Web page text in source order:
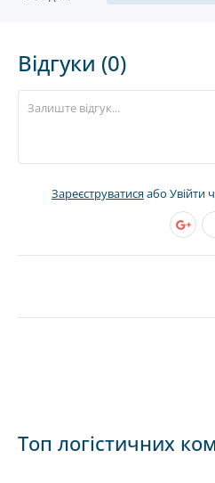
Відгуки (0)
Зареєструватисяабо Увійти
Топ логістичних